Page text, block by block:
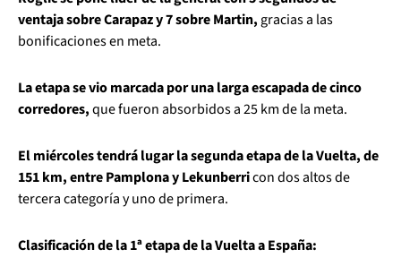
ventaja sobre Carapaz y 7 sobre Martin, gracias a las
bonificaciones en meta.
La etapa se vio marcada por una larga escapada de cinco
corredores,que fueron absorbidos a 25 km de la meta.
El miércoles tendrá lugar la segunda etapa de la Vuelta, de
151 km, entre Pamplona y Lekunberricon dos altos de
tercera categoría y uno de primera.
Clasificación de la 1ª etapa de la Vuelta a España: